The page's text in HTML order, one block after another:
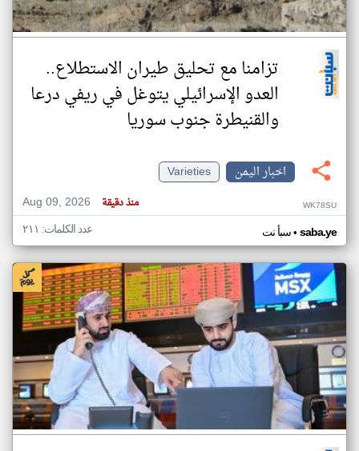
تزامنا مع تحليق طيران الاستطلاع..
العدو الإسرائيلي يتوغل في ريفي درعا
والقنيطرة جنوب سوريا
اخبار اليمن
Varieties
Aug 09, 2026
منذ دقيقة WK78SU
سبأ نت• saba.ye عدد الكلمات: ٢١١